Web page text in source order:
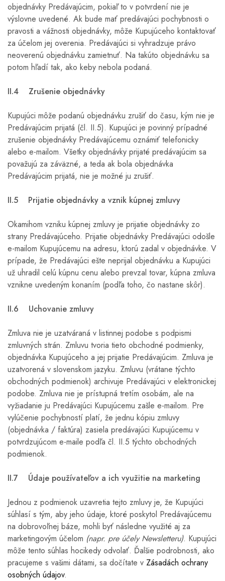
objednávky Predávajúcim, pokiaľ to v potvrdení nie je
výslovne uvedené. Ak bude mať predávajúci pochybnosti o
pravosti a vážnosti objednávky, môže Kupujúceho kontaktovať
za účelom jej overenia. Predávajúci si vyhradzuje právo
neoverenú objednávku zamietnuť. Na takúto objednávku sa
potom hľadí tak, ako keby nebola podaná.
II.4 Zrušenie objednávky
Kupujúci môže podanú objednávku zrušiť do času, kým nie je
Predávajúcim prijatá (čl. II.5). Kupujúci je povinný prípadné
zrušenie objednávky Predávajúcemu oznámiť telefonicky
alebo e-mailom. Všetky objednávky prijaté predávajúcim sa
považujú za záväzné, a teda ak bola objednávka
Predávajúcim prijatá, nie je možné ju zrušiť.
II.5 Prijatie objednávky a vznik kúpnej zmluvy
Okamihom vzniku kúpnej zmluvy je prijatie objednávky zo
strany Predávajúceho. Prijatie objednávky Predávajúci odošle
e-mailom Kupujúcemu na adresu, ktorú zadal v objednávke. V
prípade, že Predávajúci ešte neprijal objednávku a Kupujúci
už uhradil celú kúpnu cenu alebo prevzal tovar, kúpna zmluva
vznikne uvedeným konaním (podľa toho, čo nastane skôr).
II.6 Uchovanie zmluvy
Zmluva nie je uzatváraná v listinnej podobe s podpismi
zmluvných strán. Zmluvu tvoria tieto obchodné podmienky,
objednávka Kupujúceho a jej prijatie Predávajúcim. Zmluva je
uzatvorená v slovenskom jazyku. Zmluvu (vrátane týchto
obchodných podmienok) archivuje Predávajúci v elektronickej
podobe. Zmluva nie je prístupná tretím osobám, ale na
vyžiadanie ju Predávajúci Kupujúcemu zašle e-mailom. Pre
vylúčenie pochybností platí, že jednu kópiu zmluvy
(objednávka / faktúra) zasiela predávajúci Kupujúcemu v
potvrdzujúcom e-maile podľa čl. II.5 týchto obchodných
podmienok.
II.7 Údaje používateľov a ich využitie na marketing
Jednou z podmienok uzavretia tejto zmluvy je, že Kupujúci
súhlasí s tým, aby jeho údaje, ktoré poskytol Predávajúcemu
na dobrovoľnej báze, mohli byť následne využité aj za
marketingovým účelom (napr. pre účely Newsletteru). Kupujúci
môže tento súhlas hocikedy odvolať. Ďalšie podrobnosti, ako
pracujeme s vašimi dátami, sa dočítate v Zásadách ochrany
osobných údajov.